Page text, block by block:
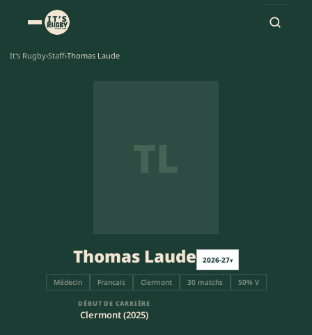
It's Rugby›Staff›Thomas Laude
TL
Thomas Laude 2026-27▾
Médecin Francais Clermont 30 matchs 50% V
DÉBUT DE CARRIÈRE
Clermont (2025)